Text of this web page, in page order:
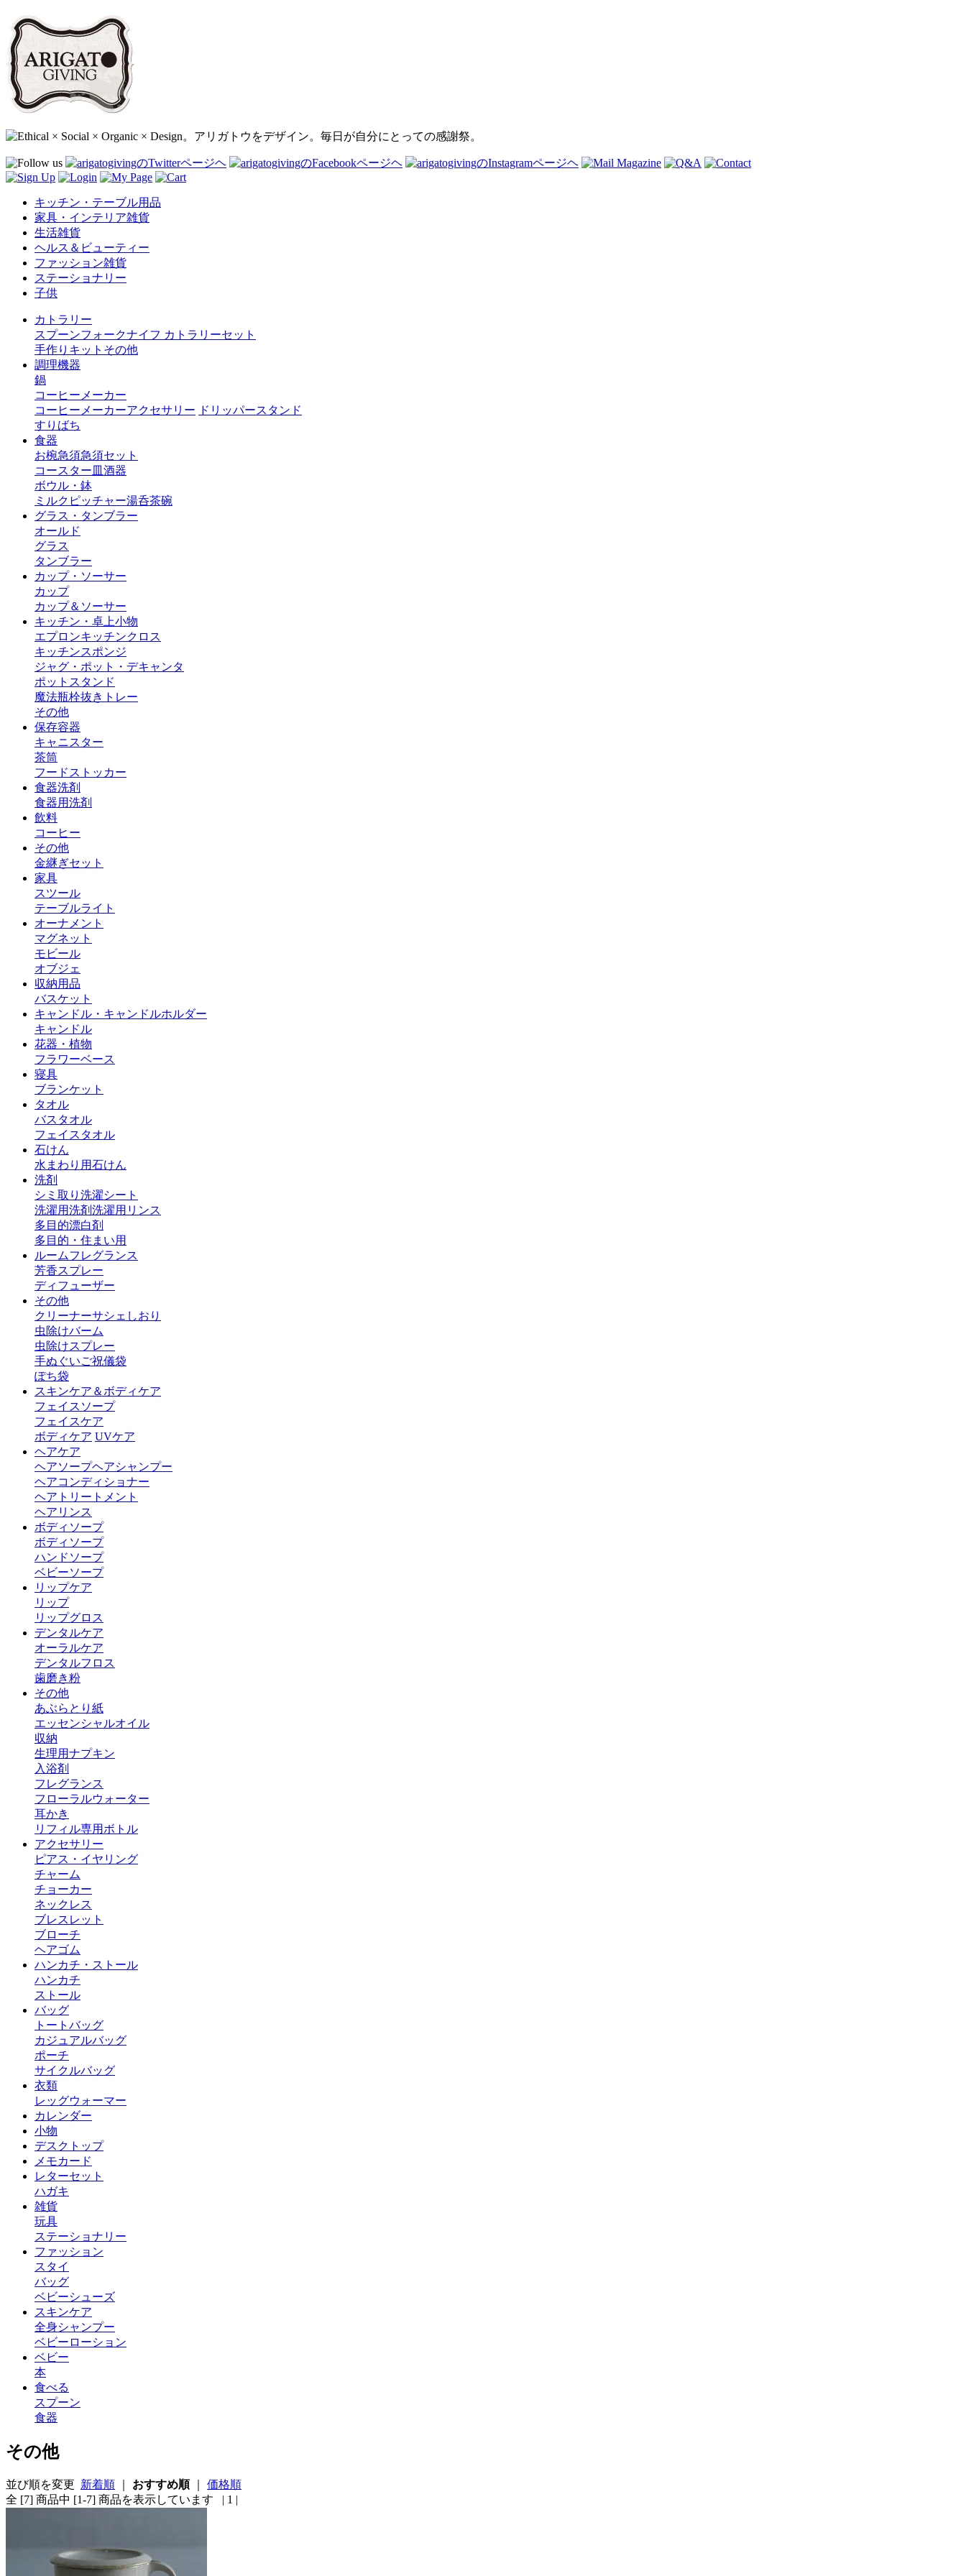
キッチン・テーブル用品
家具・インテリア雑貨
生活雑貨
ヘルス＆ビューティー
ファッション雑貨
ステーショナリー
子供
カトラリー
スプーンフォークナイフ カトラリーセット
手作りキット その他
調理機器
鍋
コーヒーメーカー
コーヒーメーカーアクセサリー ドリッパースタンド
すりばち
食器
お椀急須急須セット
コースター 皿 酒器
ボウル・鉢
ミルクピッチャー湯呑茶碗
グラス・タンブラー
オールド
グラス
タンブラー
カップ・ソーサー
カップ
カップ＆ソーサー
キッチン・卓上小物
エプロンキッチンクロス
キッチンスポンジ
ジャグ・ポット・デキャンタ
ポットスタンド
魔法瓶栓抜き トレー
その他
保存容器
キャニスター
茶筒
フードストッカー
食器洗剤
食器用洗剤
飲料
コーヒー
その他
金継ぎセット
家具
スツール
テーブルライト
オーナメント
マグネット
モビール
オブジェ
収納用品
バスケット
キャンドル・キャンドルホルダー
キャンドル
花器・植物
フラワーベース
寝具
ブランケット
タオル
バスタオル
フェイスタオル
石けん
水まわり用石けん
洗剤
シミ取り 洗濯シート
洗濯用洗剤洗濯用リンス
多目的漂白剤
多目的・住まい用
ルームフレグランス
芳香スプレー
ディフューザー
その他
クリーナーサシェ しおり
虫除けバーム
虫除けスプレー
手ぬぐいご祝儀袋
ぽち袋
スキンケア＆ボディケア
フェイスソープ
フェイスケア
ボディケア UVケア
ヘアケア
ヘアソープヘアシャンプー
ヘアコンディショナー
ヘアトリートメント
ヘアリンス
ボディソープ
ボディソープ
ハンドソープ
ベビーソープ
リップケア
リップ
リップグロス
デンタルケア
オーラルケア
デンタルフロス
歯磨き粉
その他
あぶらとり紙
エッセンシャルオイル
収納
生理用ナプキン
入浴剤
フレグランス
フローラルウォーター
耳かき
リフィル専用ボトル
アクセサリー
ピアス・イヤリング
チャーム
チョーカー
ネックレス
ブレスレット
ブローチ
ヘアゴム
ハンカチ・ストール
ハンカチ
ストール
バッグ
トートバッグ
カジュアルバッグ
ポーチ
サイクルバッグ
衣類
レッグウォーマー
カレンダー
小物
デスクトップ
メモカード
レターセット
ハガキ
雑貨
玩具
ステーショナリー
ファッション
スタイ
バッグ
ベビーシューズ
スキンケア
全身シャンプー
ベビーローション
ベビー
本
食べる
スプーン
食器
その他
並び順を変更 新着順 おすすめ順｜ 価格順
全 [7] 商品中 [1-7] 商品を表示しています | 1 |